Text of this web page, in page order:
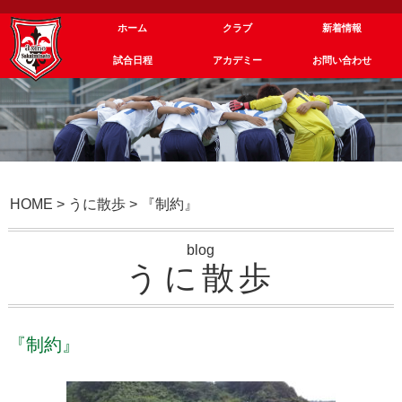
ホーム クラブ 新着情報
試合日程 アカデミー お問い合わせ
HOME > うに散歩 > 『制約』
blog
うに散歩
『制約』